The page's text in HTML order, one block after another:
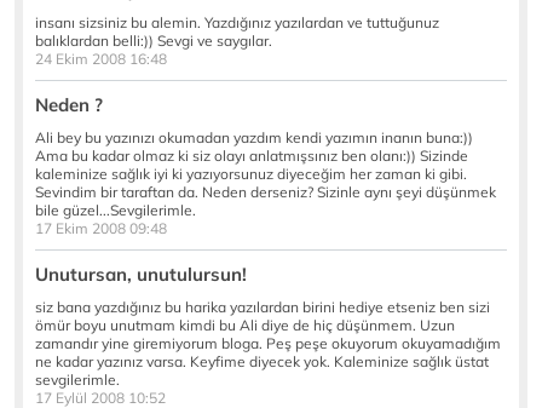
insanı sizsiniz bu alemin. Yazdığınız yazılardan ve tuttuğunuz
balıklardan belli:)) Sevgi ve saygılar.
24 Ekim 2008 16:48
Neden ?
Ali bey bu yazınızı okumadan yazdım kendi yazımın inanın buna:))
Ama bu kadar olmaz ki siz olayı anlatmışsınız ben olanı:)) Sizinde
kaleminize sağlık iyi ki yazıyorsunuz diyeceğim her zaman ki gibi.
Sevindim bir taraftan da. Neden derseniz? Sizinle aynı şeyi düşünmek
bile güzel...Sevgilerimle.
17 Ekim 2008 09:48
Unutursan, unutulursun!
siz bana yazdığınız bu harika yazılardan birini hediye etseniz ben sizi
ömür boyu unutmam kimdi bu Ali diye de hiç düşünmem. Uzun
zamandır yine giremiyorum bloga. Peş peşe okuyorum okuyamadığım
ne kadar yazınız varsa. Keyfime diyecek yok. Kaleminize sağlık üstat
sevgilerimle.
17 Eylül 2008 10:52